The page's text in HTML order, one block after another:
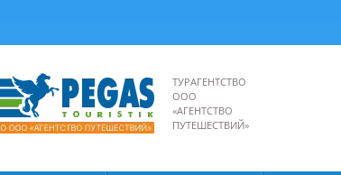
ТУРАГЕНТСТВО
ООО
«АГЕНТСТВО
ПУТЕШЕСТВИЙ»